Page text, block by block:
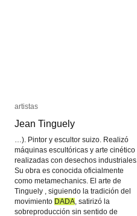
artistas
Jean Tinguely
…). Pintor y escultor suizo. Realizó
máquinas escultóricas y arte cinético
realizadas con desechos industriales.
Su obra es conocida oficialmente
como metamechanics. El arte de
Tinguely , siguiendo la tradición del
movimiento DADA , satirizó la
sobreproducción sin sentido de
artistas
Jean Tinguely
DADA